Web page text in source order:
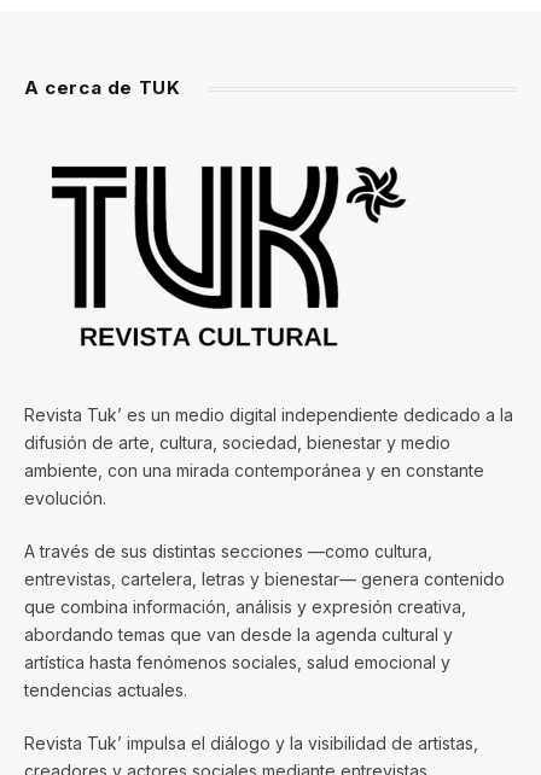
A cerca de TUK
Revista Tuk’ es un medio digital independiente dedicado a la
difusión de arte, cultura, sociedad, bienestar y medio
ambiente, con una mirada contemporánea y en constante
evolución.
A través de sus distintas secciones —como cultura,
entrevistas, cartelera, letras y bienestar— genera contenido
que combina información, análisis y expresión creativa,
abordando temas que van desde la agenda cultural y
artística hasta fenómenos sociales, salud emocional y
tendencias actuales.
Revista Tuk’ impulsa el diálogo y la visibilidad de artistas,